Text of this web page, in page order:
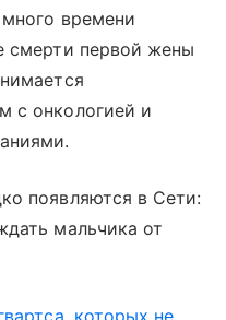
времени
смерти первой жены
с онкологией и
появляются в Сети:
мальчика от
которых не